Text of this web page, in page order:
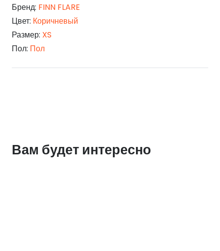
Бренд: FINN FLARE
Цвет: Коричневый
Размер: XS
Пол: Пол
Вам будет интересно